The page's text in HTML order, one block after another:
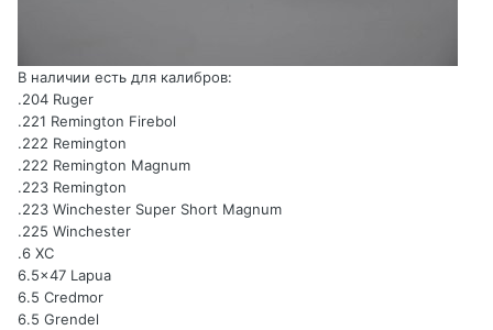
В наличии есть для калибров:
.204 Ruger
.221 Remington Firebol
.222 Remington
.222 Remington Magnum
.223 Remington
.223 Winchester Super Short Magnum
.225 Winchester
.6 XC
6.5x47 Lapua
6.5 Credmor
6.5 Grendel